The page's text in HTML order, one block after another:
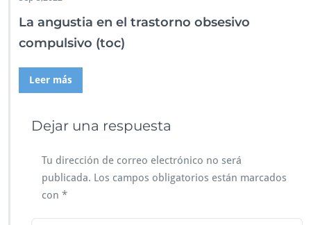
La angustia en el trastorno obsesivo
compulsivo (toc)
Leer más
Dejar una respuesta
Tu dirección de correo electrónico no será
publicada. Los campos obligatorios están marcados
con *